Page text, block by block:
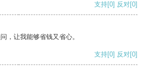
支持[0] 反对[0]
，让我能够省钱又省心。
支持[0] 反对[0]